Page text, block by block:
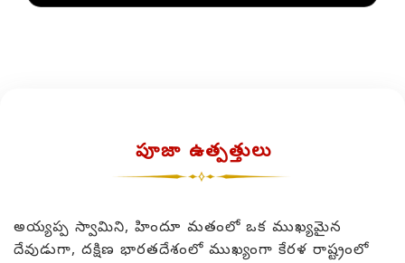
పూజా ఉత్పత్తులు
అయ్యప్ప స్వామిని, హిందూ మతంలో ఒక ముఖ్యమైన
దేవుడుగా, దక్షిణ భారతదేశంలో ముఖ్యంగా కేరళ రాష్ట్రంలో